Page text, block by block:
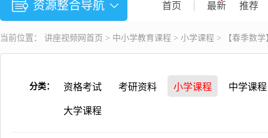
资源整合导航 首页 最新 推荐
当前位置： 讲座视频 网首页 > 中小学教育课程 > 小学课程 > 【春季数
分类： 资格考试 考研资料 小学课程 中学课程
大学课程